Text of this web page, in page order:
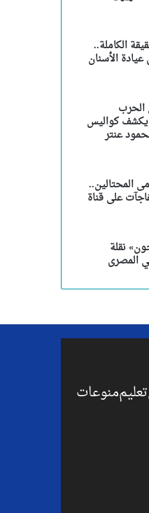
الكاملة..
الأسنان
الحرب
يكشف كواليس
عنتر
المحتالين..
على قناة
نقلة
المصرى
تعليممنوعات